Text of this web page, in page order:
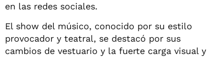
en las redes sociales.
El show del músico, conocido por su estilo
provocador y teatral, se destacó por sus
cambios de vestuario y la fuerte carga visual y